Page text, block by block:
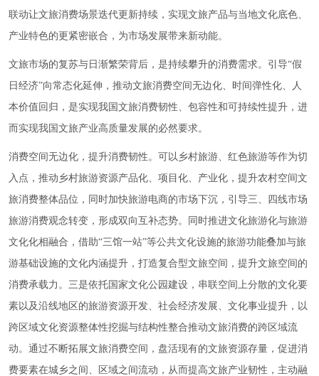
联动让文旅消费场景迭代更新持续，实现文旅产品与当地文化底色、
产业特色的更紧密嵌合，为市场发展带来新动能。
文旅市场的复苏与日渐繁荣背后，是持续攀升的消费需求。引导“假
日经济”向常态化延伸，推动文旅消费空间无边化、时间弹性化、人
本价值回归，是实现我国文旅消费韧性、包容性和可持续性提升，进
而实现我国文旅产业高质量发展的必然要求。
消费空间无边化，提升消费韧性。可以乡村旅游、红色旅游等作为切
入点，推动乡村旅游资源产品化、项目化、产业化，提升农村空间文
旅消费整体品位，同时加快旅游电商的市场下沉，引导三、四线市场
旅游消费观念转变，形成双向互补态势。同时推进文化旅游化与旅游
文化化相融合，借助“三馆一站”等公共文化设施的旅游功能叠加与旅
游基础设施的文化内涵提升，打造复合型文旅空间，提升文旅空间的
消费承载力。三是依托国家文化公园建设，串联空间上分散的文化要
素以及沿线地区的旅游资源开发、社会经济发展、文化事业提升，以
跨区域文化资源整体性挖掘与结构性整合推动文旅消费的跨区域流
动。通过不断拓展文旅消费空间，盘活现有的文旅资源存量，促进消
费要素在城乡之间、区域之间流动，从而提高文旅产业韧性，主动融